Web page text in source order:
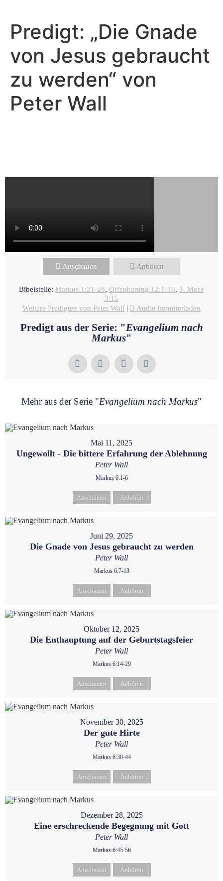
Predigt: „Die Gnade
von Jesus gebraucht
zu werden“ von
Peter Wall
Anschauen Anhören
Bibelstelle: Markus 1:21-28, Offenbarung 12:1-18, 1. Mose
3:15
Weitere Predigten von Peter Wall | Audio herunterladen
Predigt aus der Serie: "Evangelium nach
Markus"
Mehr aus der Serie "Evangelium nach Markus"
Mai 11, 2025
Ungewollt - Die bittere Erfahrung der Ablehnung
Peter Wall
Markus 6:1-6
Anschauen Anhören
Juni 29, 2025
Die Gnade von Jesus gebraucht zu werden
Peter Wall
Markus 6:7-13
Anschauen Anhören
Oktober 12, 2025
Die Enthauptung auf der Geburtstagsfeier
Peter Wall
Markus 6:14-29
Anschauen Anhören
November 30, 2025
Der gute Hirte
Peter Wall
Markus 6:30-44
Anschauen Anhören
Dezember 28, 2025
Eine erschreckende Begegnung mit Gott
Peter Wall
Markus 6:45-56
Anschauen Anhören